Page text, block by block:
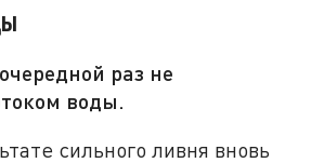
раз не
воды.
сильного ливня вновь